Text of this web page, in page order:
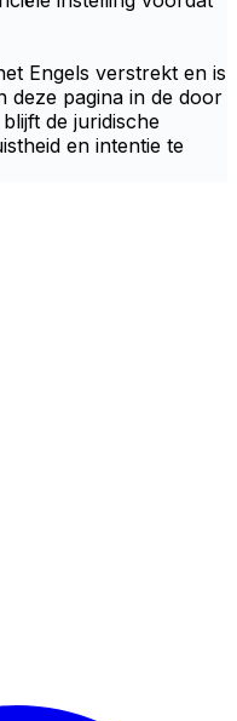
Engels verstrekt en is
deze pagina in de door
de juridische
en intentie te